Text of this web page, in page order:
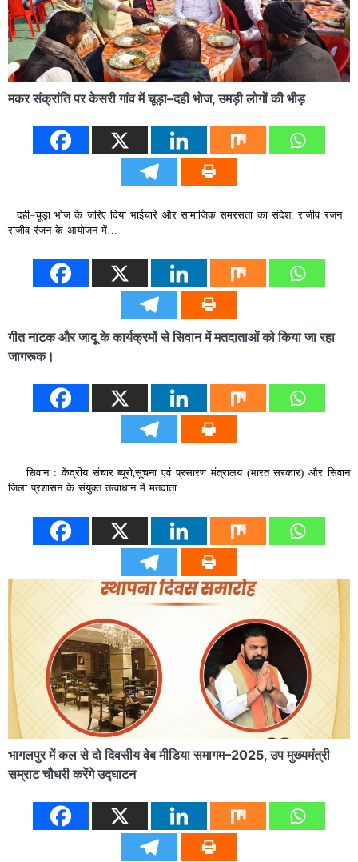
मकर संक्रांति पर केसरी गांव में चूड़ा–दही भोज, उमड़ी लोगों की भीड़
दही–चूड़ा भोज के जरिए दिया भाईचारे और सामाजिक समरसता का संदेश: राजीव रंजन
राजीव रंजन के आयोजन में…
गीत नाटक और जादू के कार्यक्रमों से सिवान में मतदाताओं को किया जा रहा
जागरूक।
सिवान : केंद्रीय संचार ब्यूरो,सूचना एवं प्रसारण मंत्रालय (भारत सरकार) और सिवान
जिला प्रशासन के संयुक्त तत्वाधान में मतदाता…
भागलपुर में कल से दो दिवसीय वेब मीडिया समागम–2025, उप मुख्यमंत्री
सम्राट चौधरी करेंगे उद्घाटन